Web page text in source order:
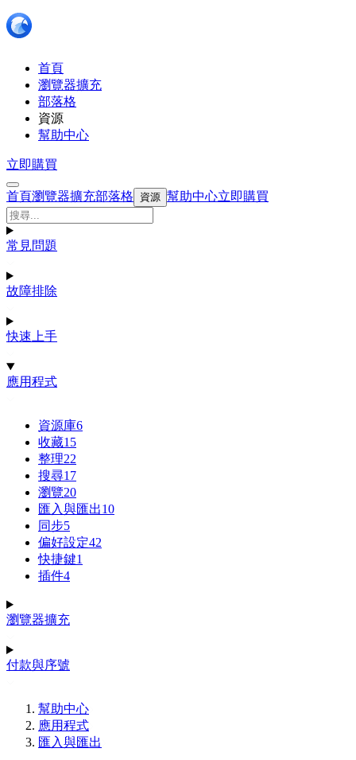
首頁
瀏覽器擴充
部落格
資源
幫助中心
立即購買
首頁瀏覽器擴充部落格 資源 幫助中心立即購買
常見問題
故障排除
快速上手
應用程式
資源庫6
收藏15
整理22
搜尋17
瀏覽20
匯入與匯出10
同步5
偏好設定42
快捷鍵1
插件4
瀏覽器擴充
付款與序號
幫助中心
應用程式
匯入與匯出